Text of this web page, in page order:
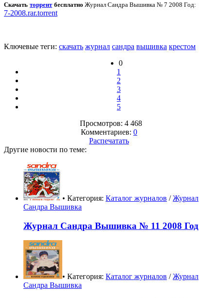
Скачатьторрентбесплатно Журнал Сандра Вышивка № 7 2008 Год:
7-2008.rar.torrent
Ключевые теги: скачать журнал сандра вышивка крестом
0
1
2
3
4
5
Просмотров: 4 468
Комментариев: 0
Распечатать
Другие новости по теме:
• Категория: Каталог журналов /Журнал
Сандра Вышивка
Журнал Сандра Вышивка № 11 2008 Год
• Категория: Каталог журналов /Журнал
Сандра Вышивка